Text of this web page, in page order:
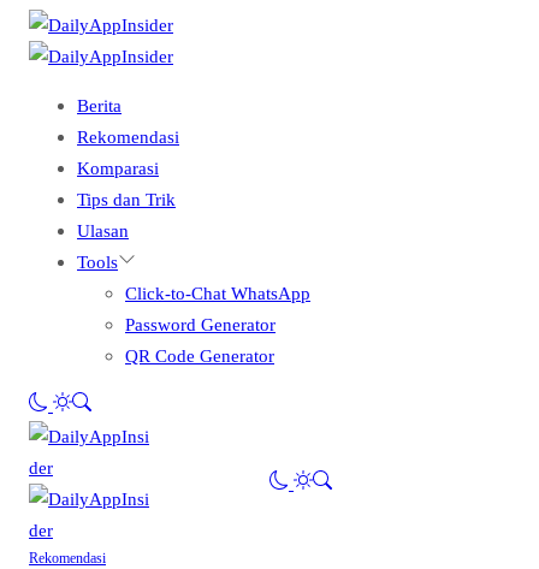
Berita
Rekomendasi
Komparasi
Tips dan Trik
Ulasan
Tools
Click-to-Chat WhatsApp
Password Generator
QR Code Generator
Rekomendasi